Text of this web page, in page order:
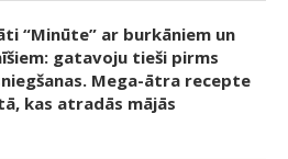
“Minūte” ar burkāniem un
gatavoju tieši pirms
Mega-ātra recepte
kas atradās mājās